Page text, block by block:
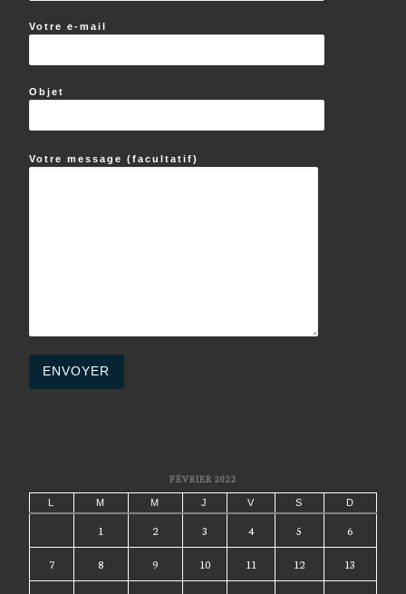
Votre e-mail
Objet
Votre message (facultatif)
FÉVRIER 2022
M M J V S D
1 2 3 4 5 6
7 8 9 10 11 12 13